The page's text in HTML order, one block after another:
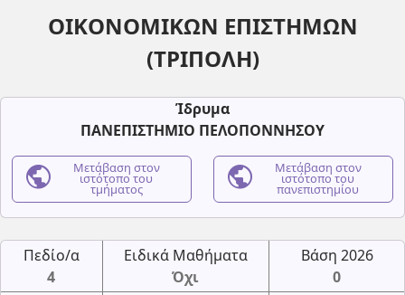
ΟΙΚΟΝΟΜΙΚΩΝ ΕΠΙΣΤΗΜΩΝ
(ΤΡΙΠΟΛΗ)
Ίδρυμα
ΠΑΝΕΠΙΣΤΗΜΙΟ ΠΕΛΟΠΟΝΝΗΣΟΥ
public Μετάβαση στον
ιστότοπο του
τμήματος public Μετάβαση στον
ιστότοπο του
πανεπιστημίου
Πεδίο/α
4
Ειδικά Μαθήματα
Όχι
Βάση 2026
0